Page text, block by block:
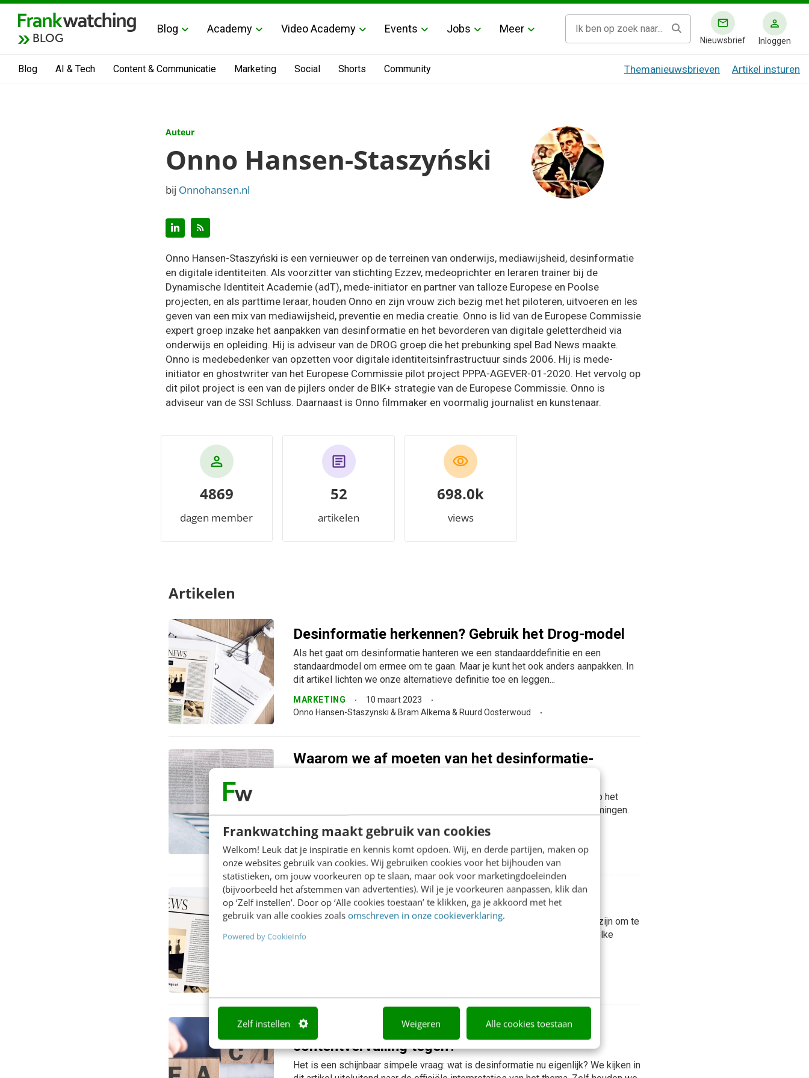
Frankwatching maakt gebruik van cookies
Welkom! Leuk dat je inspiratie en kennis komt opdoen. Wij, en derde partijen, maken op
onze websites gebruik van cookies. Wij gebruiken cookies voor het bijhouden van
statistieken, om jouw voorkeuren op te slaan, maar ook voor marketingdoeleinden
(bijvoorbeeld het afstemmen van advertenties). Wil je je voorkeuren aanpassen, klik dan
op ‘Zelf instellen’. Door op ‘Alle cookies toestaan’ te klikken, ga je akkoord met het
gebruik van alle cookies zoals omschreven in onze cookieverklaring.
Powered by CookieInfo
Zelf instellen Weigeren Alle cookies toestaan
BLOG
Blog Academy Video Academy Events Jobs Meer
Nieuwsbrief Inloggen
Blog AI & Tech Content & Communicatie Marketing Social Shorts Community Themanieuwsbrieven Artikel insturen
Auteur
Onno Hansen-Staszyński
bij Onnohansen.nl
Onno Hansen-Staszyński is een vernieuwer op de terreinen van onderwijs, mediawijsheid, desinformatie
en digitale identiteiten. Als voorzitter van stichting Ezzev, medeoprichter en leraren trainer bij de
Dynamische Identiteit Academie (adT), mede-initiator en partner van talloze Europese en Poolse
projecten, en als parttime leraar, houden Onno en zijn vrouw zich bezig met het piloteren, uitvoeren en les
geven van een mix van mediawijsheid, preventie en media creatie. Onno is lid van de Europese Commissie
expert groep inzake het aanpakken van desinformatie en het bevorderen van digitale geletterdheid via
onderwijs en opleiding. Hij is adviseur van de DROG groep die het prebunking spel Bad News maakte.
Onno is medebedenker van opzetten voor digitale identiteitsinfrastructuur sinds 2006. Hij is mede-
initiator en ghostwriter van het Europese Commissie pilot project PPPA-AGEVER-01-2020. Het vervolg op
dit pilot project is een van de pijlers onder de BIK+ strategie van de Europese Commissie. Onno is
adviseur van de SSI Schluss. Daarnaast is Onno filmmaker en voormalig journalist en kunstenaar.
4869
dagen member
52
artikelen
824.4k
views
Artikelen
Desinformatie herkennen? Gebruik het Drog-model
Als het gaat om desinformatie hanteren we een standaarddefinitie en een
standaardmodel om ermee om te gaan. Maar je kunt het ook anders aanpakken. In
dit artikel lichten we onze alternatieve definitie toe en leggen...
MARKETING
10 maart 2023
Onno Hansen-Staszynski & Bram Alkema & Ruurd Oosterwoud
Waarom we af moeten van het desinformatie-
Er bestaat een standaardmodel als we het hebben over desinformatie. Op het
eerste gezicht lijkt dit een goed model, maar het heeft een paar tekortkomingen.
Deze tekortkomingen zijn geen ‘bug’ maar een ‘feature’ van het...
3 maart 2023
Onno Hansen-Staszynski & Bram Alkema & Ruurd Oosterwoud
5 manieren om met desinformatie om te gaan
Desinformatie is iets wat we liever niet tegenkomen. Toch kan het lastig zijn om te
voorkomen dat onjuiste informatie wordt verspreidt. Lees in dit artikel welke
Wat is desinformatie en hoe gaan we
contentvervuiling tegen?
Het is een schijnbaar simpele vraag: wat is desinformatie nu eigenlijk? We kijken in